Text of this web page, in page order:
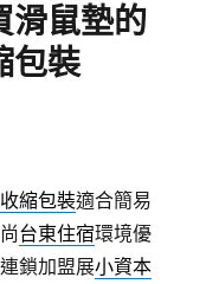
滑鼠墊的
包裝
收縮包裝適合簡易
台東住宿環境優
鎖加盟展小資本